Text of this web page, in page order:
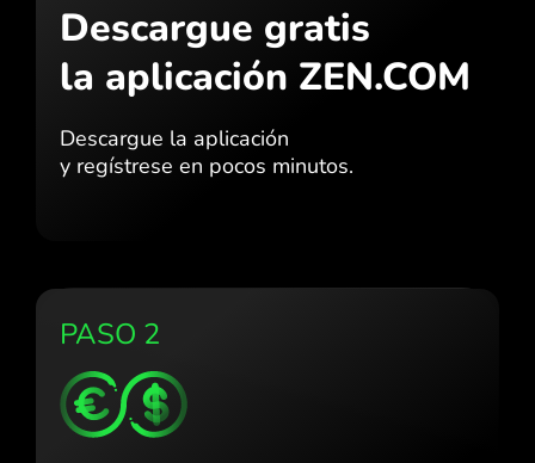
Descargue gratis
la aplicación ZEN.COM
Descargue la aplicación
y regístrese en pocos minutos.
PASO 2